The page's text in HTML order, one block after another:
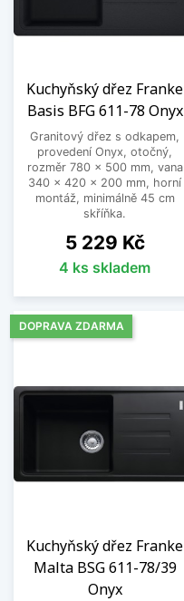
Kuchyňský dřez Franke
Basis BFG 611-78 Onyx
Granitový dřez s odkapem,
provedení Onyx, otočný,
rozměr 780 x 500 mm, vana
340 x 420 x 200 mm, horní
montáž, minimálně 45 cm
skříňka.
Cena
5 229 Kč
4 ks skladem
Kuchyňský dřez Franke
Malta BSG 611-78/39
Onyx
DOPRAVA ZDARMA